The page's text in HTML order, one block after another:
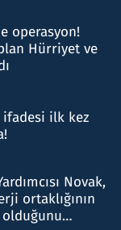
operasyon!
Hürriyet ve
ifadesi ilk kez
Novak,
ortaklığının